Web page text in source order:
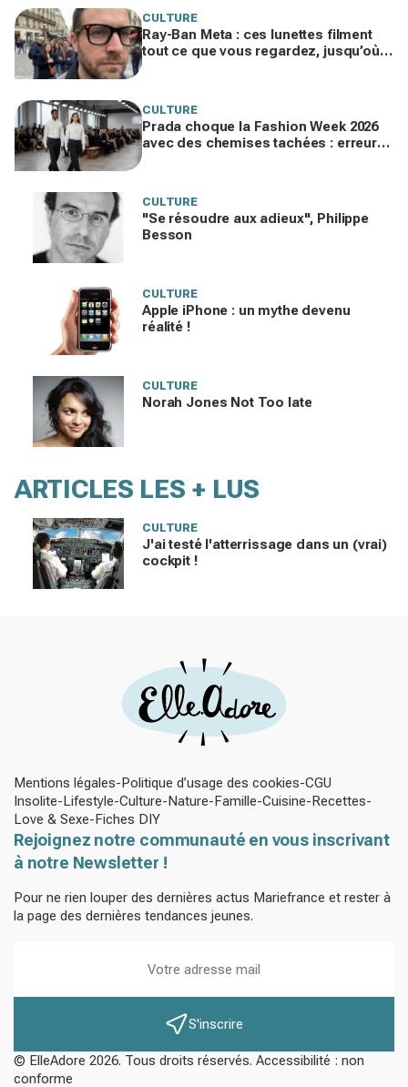
CULTURE
Ray-Ban Meta : ces lunettes filment
tout ce que vous regardez, jusqu’où
CULTURE
Prada choque la Fashion Week 2026
avec des chemises tachées : erreur
CULTURE
"Se résoudre aux adieux", Philippe
Besson
CULTURE
Apple iPhone : un mythe devenu
réalité !
CULTURE
Norah Jones Not Too late
ARTICLES LES + LUS
CULTURE
J'ai testé l'atterrissage dans un (vrai)
cockpit !
Mentions légales Politique d’usage des cookies CGU
Insolite Lifestyle Culture Nature Famille Cuisine Recettes
Love & Sexe Fiches DIY
Rejoignez notre communauté en vous inscrivant
à notre Newsletter !
Pour ne rien louper des dernières actus Mariefrance et rester à
la page des dernières tendances jeunes.
S'inscrire
© ElleAdore 2026. Tous droits réservés. Accessibilité : non
conforme